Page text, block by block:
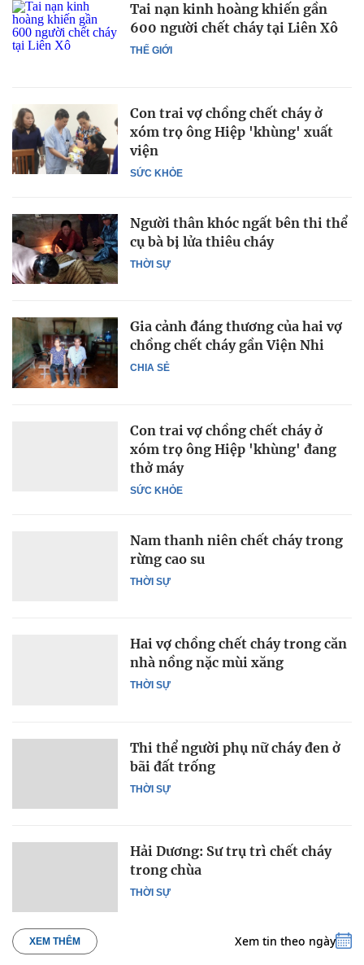
THẾ GIỚI
Tai nạn kinh hoàng khiến gần
600 người chết cháy tại Liên Xô
SỨC KHỎE
Con trai vợ chồng chết cháy ở
xóm trọ ông Hiệp 'khùng' xuất
viện
THỜI SỰ
Người thân khóc ngất bên thi thể
cụ bà bị lửa thiêu cháy
CHIA SẺ
Gia cảnh đáng thương của hai vợ
chồng chết cháy gần Viện Nhi
SỨC KHỎE
Con trai vợ chồng chết cháy ở
xóm trọ ông Hiệp 'khùng' đang
thở máy
THỜI SỰ
Nam thanh niên chết cháy trong
rừng cao su
THỜI SỰ
Hai vợ chồng chết cháy trong căn
nhà nồng nặc mùi xăng
THỜI SỰ
Thi thể người phụ nữ cháy đen ở
bãi đất trống
THỜI SỰ
Hải Dương: Sư trụ trì chết cháy
trong chùa
XEM THÊM Xem tin theo ngày